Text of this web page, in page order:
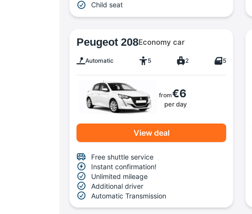
Child seat
Peugeot 208Economy car
Automatic 5 2 5
from€6
per day
View deal
Free shuttle service
Instant confirmation!
Unlimited mileage
Additional driver
Automatic Transmission